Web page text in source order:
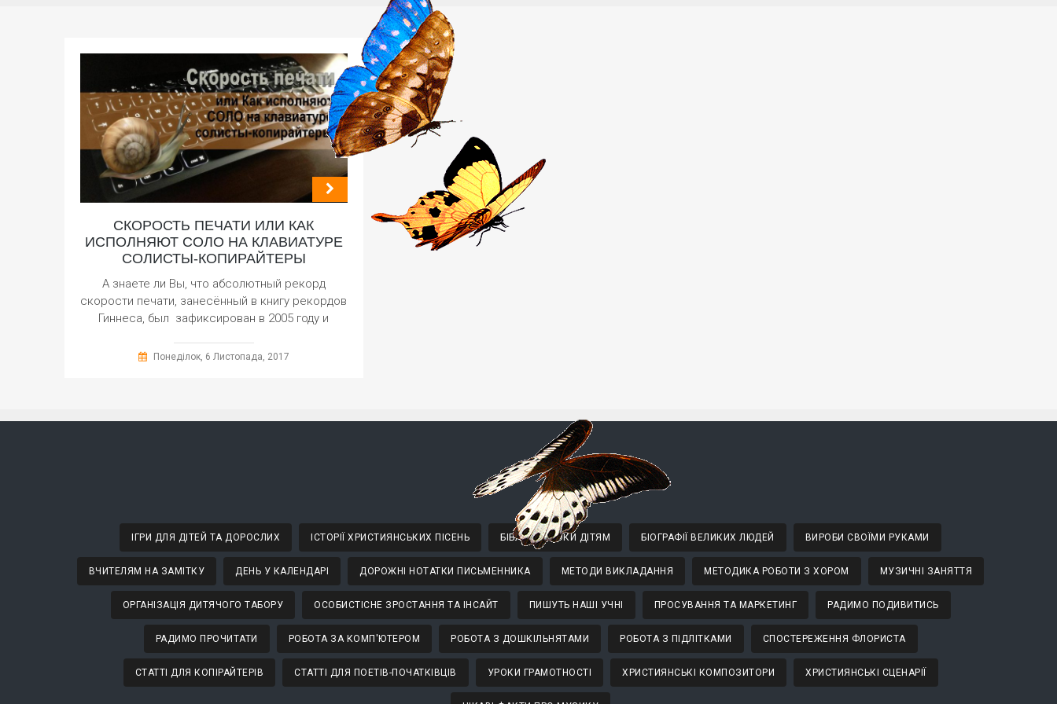
СКОРОСТЬ ПЕЧАТИ ИЛИ КАК
ИСПОЛНЯЮТ СОЛО НА КЛАВИАТУРЕ
СОЛИСТЫ-КОПИРАЙТЕРЫ
А знаете ли Вы, что абсолютный рекорд
скорости печати, занесённый в книгу рекордов
Гиннеса, был зафиксирован в 2005 году и
Понеділок, 6 Листопада, 2017
ІГРИ ДЛЯ ДІТЕЙ ТА ДОРОСЛИХ ІСТОРІЇ ХРИСТИЯНСЬКИХ ПІСЕНЬ БІБЛІЙНІ УРОКИ ДІТЯМ БІОГРАФІЇ ВЕЛИКИХ ЛЮДЕЙ ВИРОБИ СВОЇМИ РУКАМИ
ВЧИТЕЛЯМ НА ЗАМІТКУ ДЕНЬ У КАЛЕНДАРІ ДОРОЖНІ НОТАТКИ ПИСЬМЕННИКА МЕТОДИ ВИКЛАДАННЯ МЕТОДИКА РОБОТИ З ХОРОМ МУЗИЧНІ ЗАНЯТТЯ
ОРГАНІЗАЦІЯ ДИТЯЧОГО ТАБОРУ ОСОБИСТІСНЕ ЗРОСТАННЯ ТА ІНСАЙТ ПИШУТЬ НАШІ УЧНІ ПРОСУВАННЯ ТА МАРКЕТИНГ РАДИМО ПОДИВИТИСЬ
РАДИМО ПРОЧИТАТИ РОБОТА ЗА КОМП'ЮТЕРОМ РОБОТА З ДОШКІЛЬНЯТАМИ РОБОТА З ПІДЛІТКАМИ СПОСТЕРЕЖЕННЯ ФЛОРИСТА
СТАТТІ ДЛЯ КОПІРАЙТЕРІВ СТАТТІ ДЛЯ ПОЕТІВ-ПОЧАТКІВЦІВ УРОКИ ГРАМОТНОСТІ ХРИСТИЯНСЬКІ КОМПОЗИТОРИ ХРИСТИЯНСЬКІ СЦЕНАРІЇ